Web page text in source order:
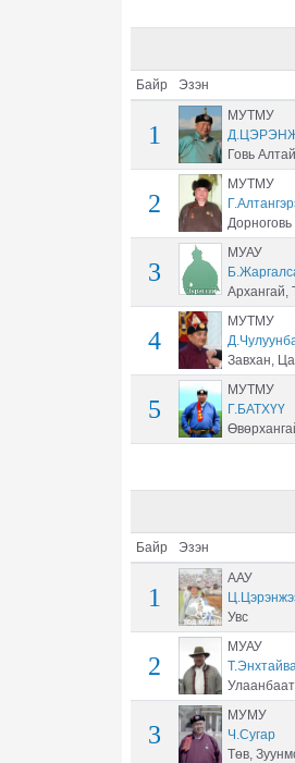
Байр Эзэн
1
МУТМУ
Говь
2
МУТМУ
Дорноговь
3
МУАУ
Архангай,
4
МУТМУ
Завхан,
5
МУТМУ
Г.БАТХҮҮ
Байр Эзэн
1
ААУ
Увс
2
МУАУ
3
МУМУ
Ч.Сугар
Төв,